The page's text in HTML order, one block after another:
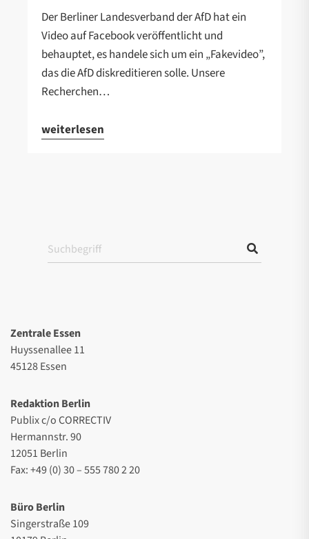
Der Berliner Landesverband der AfD hat ein
Video auf Facebook veröffentlicht und
behauptet, es handele sich um ein „Fakevideo”,
das die AfD diskreditieren solle. Unsere
Recherchen…
weiterlesen
Zentrale Essen
Huyssenallee 11
45128 Essen
Redaktion Berlin
Publix c/o CORRECTIV
Hermannstr. 90
12051 Berlin
Fax: +49 (0) 30 – 555 780 2 20
Büro Berlin
Singerstraße 109